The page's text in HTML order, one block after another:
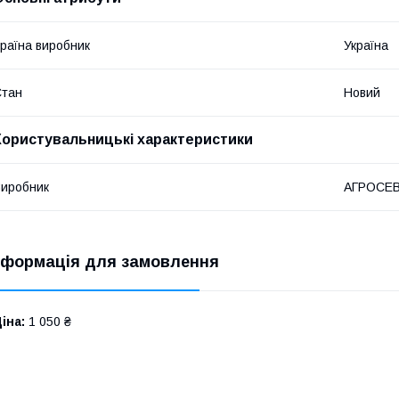
виробник Україна
Новий
характеристики
для замовлення
1 050 ₴